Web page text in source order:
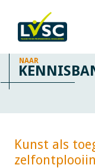
NAAR
Kunst als